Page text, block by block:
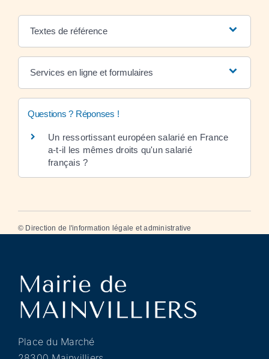
Textes de référence
Services en ligne et formulaires
Questions ? Réponses !
Un ressortissant européen salarié en France
a-t-il les mêmes droits qu'un salarié
français ?
© Direction de l'information légale et administrative
Place du Marché